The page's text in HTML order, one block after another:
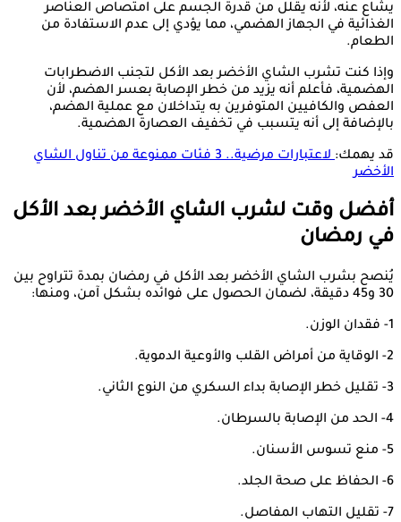
يشاع عنه، لأنه يقلل من قدرة الجسم على امتصاص العناصر
الغذائية في الجهاز الهضمي، مما يؤدي إلى عدم الاستفادة من
الطعام.
وإذا كنت تشرب الشاي الأخضر بعد الأكل لتجنب الاضطرابات
الهضمية، فأعلم أنه يزيد من خطر الإصابة بعسر الهضم، لأن
العفص والكافيين المتوفرين به يتداخلان مع عملية الهضم،
بالإضافة إلى أنه يتسبب في تخفيف العصارة الهضمية.
قد يهمك:
لاعتبارات مرضية.. 3 فئات ممنوعة من تناول الشاي
الأخضر
أفضل وقت لشرب الشاي الأخضر بعد الأكل
في رمضان
يُنصح بشرب الشاي الأخضر بعد الأكل في رمضان بمدة تتراوح بين
30 و45 دقيقة، لضمان الحصول على فوائده بشكل آمن، ومنها:
1- فقدان الوزن.
2- الوقاية من أمراض القلب والأوعية الدموية.
3- تقليل خطر الإصابة بداء السكري من النوع الثاني.
4- الحد من الإصابة بالسرطان.
5- منع تسوس الأسنان.
6- الحفاظ على صحة الجلد.
7- تقليل التهاب المفاصل.